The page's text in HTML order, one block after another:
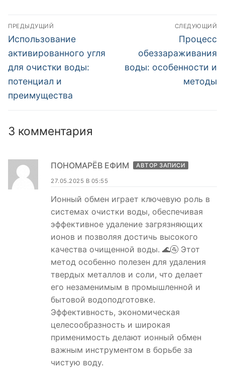
Навигация
по
записям
ПРЕДЫДУЩИЙ
Предыдущая
запись:
Использование
активированного угля
для очистки воды:
потенциал и
преимущества
СЛЕДУЮЩИЙ
запись:
Процесс
обеззараживания
воды: особенности и
методы
3 комментария
ПОНОМАРЁВ ЕФИМ АВТОР ЗАПИСИ
27.05.2025 В 05:55
Ионный обмен играет ключевую роль в
системах очистки воды, обеспечивая
эффективное удаление загрязняющих
ионов и позволяя достичь высокого
качества очищенной воды. 🌊🚰 Этот
метод особенно полезен для удаления
твердых металлов и соли, что делает
его незаменимым в промышленной и
бытовой водоподготовке.
Эффективность, экономическая
целесообразность и широкая
применимость делают ионный обмен
важным инструментом в борьбе за
чистую воду.